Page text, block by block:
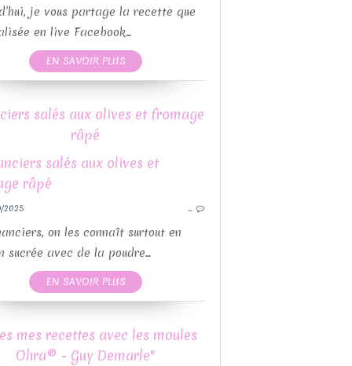
je vous partage la recette que
en live Facebook...
EN SAVOIR PLUS
GUY DEMARLE
MOULES GUY DEMARLE
POUR L'APÉRITIF
LÉGUMES
salés aux olives et fromage
râpé
2025 …
on les connaît surtout en
sucrée avec de la poudre...
EN SAVOIR PLUS
GUY DEMARLE
POUR L'APÉRITIF
QUICHES ET TARTES SALÉES
mes recettes avec les moules
Ohra® - Guy Demarle"